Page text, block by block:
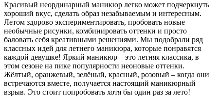
Красивый неординарный маникюр легко может подчеркнуть
хороший вкус, сделать образ незабываемым и интересным.
Летом здорово экспериментировать, пробовать новые
необычные рисунки, комбинировать оттенки и просто
баловать себя креативными решениями. Мы подобрали ряд
классных идей для летнего маникюра, которые понравятся
каждой девушке! Яркий маникюр – это летняя классика, в
этом сезоне на пике популярности неоновые оттенки.
Жёлтый, оранжевый, зелёный, красный, розовый – когда они
встречаются вместе, получается настоящий маникюрный
взрыв. Это стоит попробовать хотя бы один раз за лето!